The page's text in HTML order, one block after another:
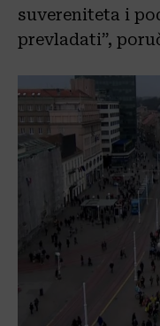
suvereniteta i
prevladati”,